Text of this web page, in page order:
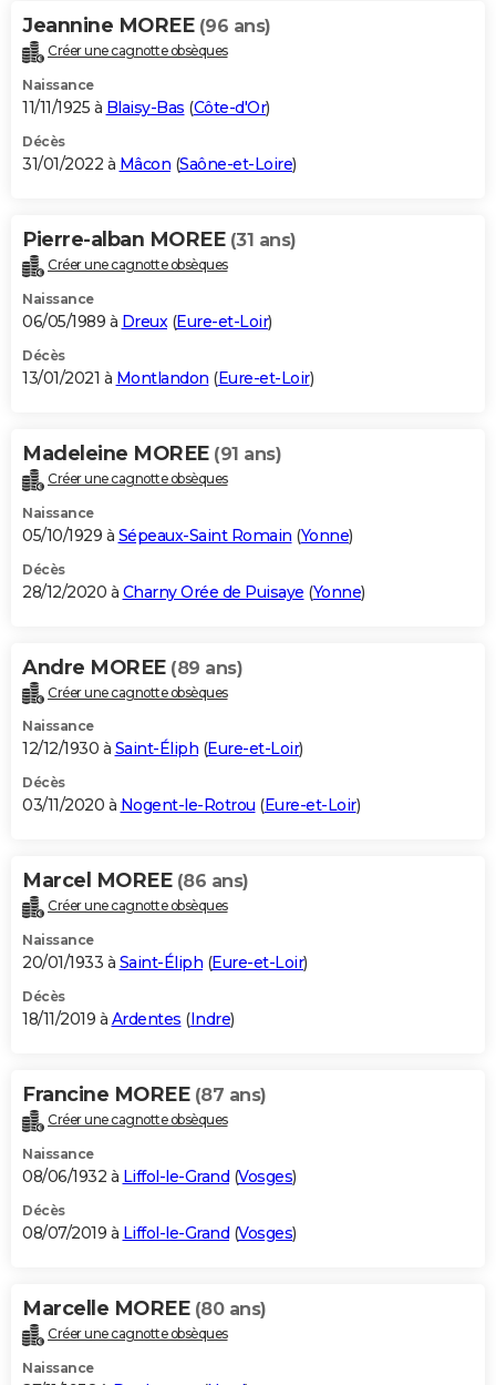
Jeannine MOREE (96 ans)
Créer une cagnotte obsèques
Naissance
11/11/1925 à Blaisy-Bas (Côte-d'Or)
Décès
31/01/2022 à Mâcon (Saône-et-Loire)
Pierre-alban MOREE (31 ans)
Créer une cagnotte obsèques
Naissance
06/05/1989 à Dreux(Eure-et-Loir)
Décès
13/01/2021 à Montlandon (Eure-et-Loir)
Madeleine MOREE (91 ans)
Créer une cagnotte obsèques
Naissance
05/10/1929 à Sépeaux-Saint Romain (Yonne)
Décès
28/12/2020 à Charny Orée de Puisaye (Yonne)
Andre MOREE (89 ans)
Créer une cagnotte obsèques
Naissance
12/12/1930 à Saint-Éliph (Eure-et-Loir)
Décès
03/11/2020 à Nogent-le-Rotrou (Eure-et-Loir)
Marcel MOREE (86 ans)
Créer une cagnotte obsèques
Naissance
20/01/1933 à Saint-Éliph (Eure-et-Loir)
Décès
18/11/2019 à Ardentes (Indre)
Francine MOREE (87 ans)
Créer une cagnotte obsèques
Naissance
08/06/1932 à Liffol-le-Grand (Vosges)
Décès
08/07/2019 à Liffol-le-Grand (Vosges)
Marcelle MOREE (80 ans)
Créer une cagnotte obsèques
Naissance